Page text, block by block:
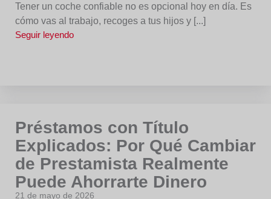
Tener un coche confiable no es opcional hoy en día. Es
cómo vas al trabajo, recoges a tus hijos y [...]
Seguir leyendo
Préstamos con Título
Explicados: Por Qué Cambiar
de Prestamista Realmente
Puede Ahorrarte Dinero
21 de mayo de 2026